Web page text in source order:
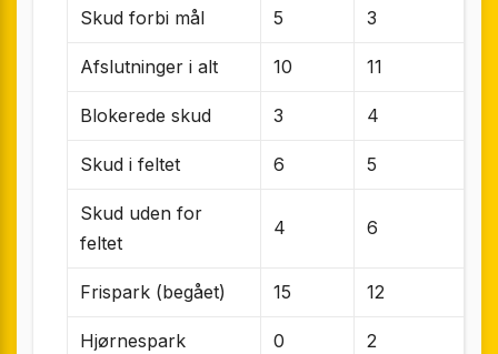
Skud forbi mål 5 3
Afslutninger i alt 10 11
Blokerede skud 3 4
Skud i feltet 6 5
Skud uden for
feltet
4 6
Frispark (begået) 15 12
Hjørnespark 0 2